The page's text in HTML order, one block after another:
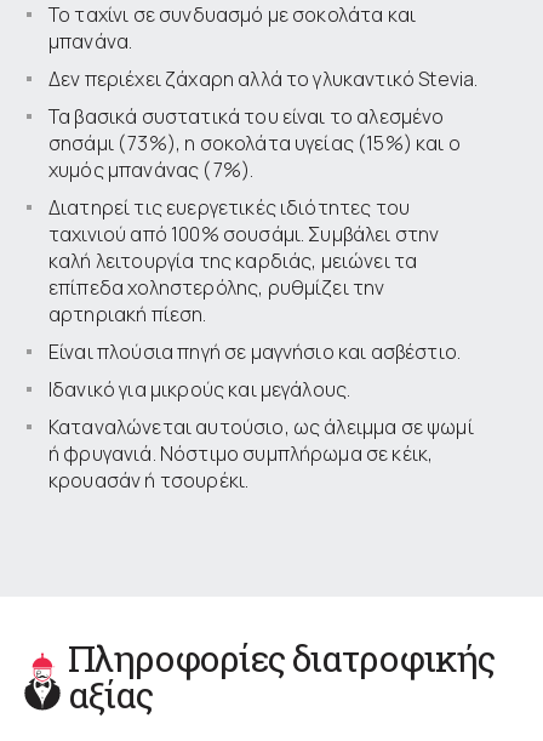
Το ταχίνι σε συνδυασμό με σοκολάτα και
μπανάνα.
Δεν περιέχει ζάχαρη αλλά το γλυκαντικό Stevia.
Τα βασικά συστατικά του είναι το αλεσμένο
σησάμι (73%), η σοκολάτα υγείας (15%) και ο
χυμός μπανάνας (7%).
Διατηρεί τις ευεργετικές ιδιότητες του
ταχινιού από 100% σουσάμι. Συμβάλει στην
καλή λειτουργία της καρδιάς, μειώνει τα
επίπεδα χοληστερόλης, ρυθμίζει την
αρτηριακή πίεση.
Είναι πλούσια πηγή σε μαγνήσιο και ασβέστιο.
Ιδανικό για μικρούς και μεγάλους.
Καταναλώνεται αυτούσιο, ως άλειμμα σε ψωμί
ή φρυγανιά. Νόστιμο συμπλήρωμα σε κέικ,
κρουασάν ή τσουρέκι.
Πληροφορίες διατροφικής
αξίας